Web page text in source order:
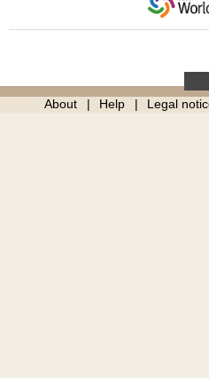
About Help Legal